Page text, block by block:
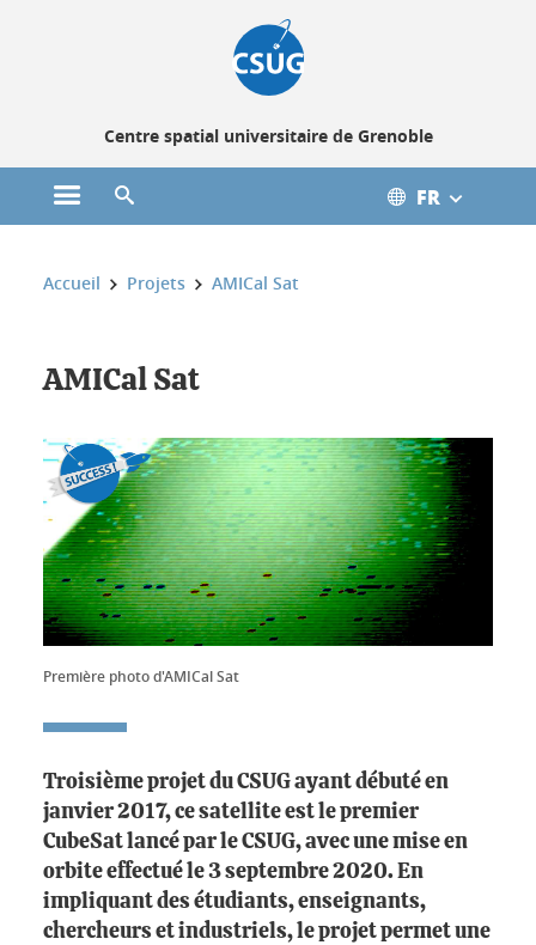
Centre spatial universitaire de Grenoble
Ouvrir le menu principal FR
Vous êtes ici :
Accueil Projets AMICal Sat
AMICal Sat
Première photo d'AMICal Sat
Troisième projet du CSUG ayant débuté en
janvier 2017, ce satellite est le premier
CubeSat lancé par le CSUG, avec une mise en
orbite effectué le 3 septembre 2020. En
impliquant des étudiants, enseignants,
chercheurs et industriels, le projet permet une